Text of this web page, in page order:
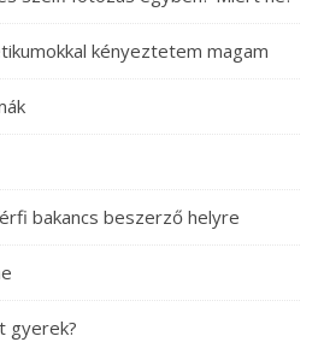
kényeztetem magam
bakancs beszerző helyre
gyerek?